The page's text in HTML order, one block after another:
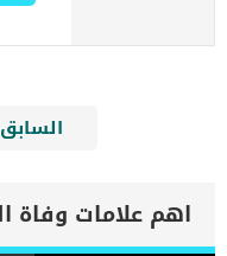
السابق